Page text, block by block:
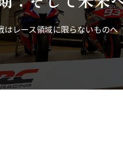
はレース領域に限らないものへ